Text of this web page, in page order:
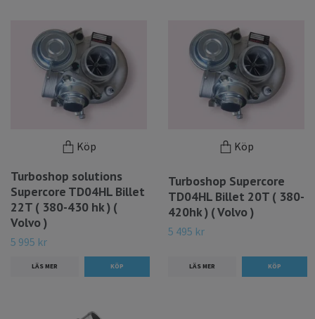
Köp
Turboshop solutions
Supercore TD04HL Billet
22T ( 380-430 hk ) (
Volvo )
5 995 kr
LÄS MER
Köp
Turboshop Supercore
TD04HL Billet 20T ( 380-
420hk ) ( Volvo )
5 495 kr
LÄS MER